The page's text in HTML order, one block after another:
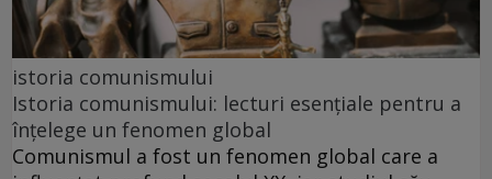
istoria comunismului
Istoria comunismului: lecturi esențiale pentru a
înțelege un fenomen global
Comunismul a fost un fenomen global care a